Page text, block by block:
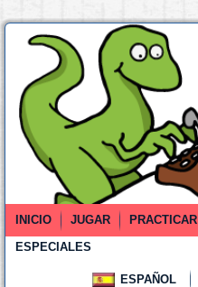
INICIO JUGAR PRACTICAR
ESPECIALES
ESPAÑOL